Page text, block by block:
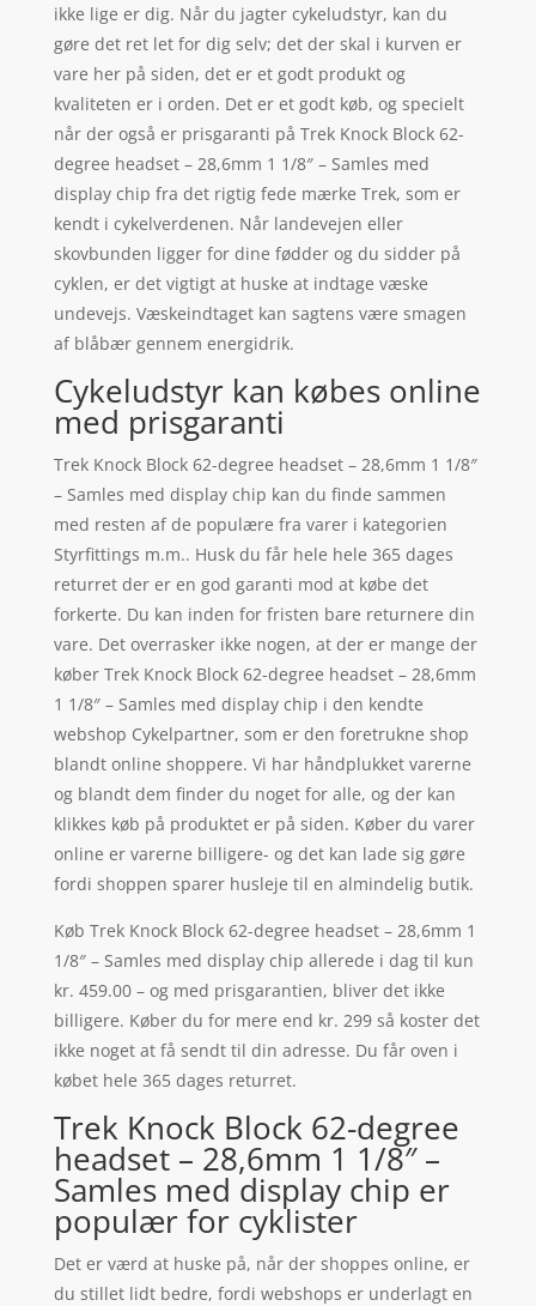
ikke lige er dig. Når du jagter cykeludstyr, kan du
gøre det ret let for dig selv; det der skal i kurven er
vare her på siden, det er et godt produkt og
kvaliteten er i orden. Det er et godt køb, og specielt
når der også er prisgaranti på Trek Knock Block 62-
degree headset – 28,6mm 1 1/8″ – Samles med
display chip fra det rigtig fede mærke Trek, som er
kendt i cykelverdenen. Når landevejen eller
skovbunden ligger for dine fødder og du sidder på
cyklen, er det vigtigt at huske at indtage væske
undevejs. Væskeindtaget kan sagtens være smagen
af blåbær gennem energidrik.
Cykeludstyr kan købes online
med prisgaranti
Trek Knock Block 62-degree headset – 28,6mm 1 1/8″
– Samles med display chip kan du finde sammen
med resten af de populære fra varer i kategorien
Styrfittings m.m.. Husk du får hele hele 365 dages
returret der er en god garanti mod at købe det
forkerte. Du kan inden for fristen bare returnere din
vare. Det overrasker ikke nogen, at der er mange der
køber Trek Knock Block 62-degree headset – 28,6mm
1 1/8″ – Samles med display chip i den kendte
webshop Cykelpartner, som er den foretrukne shop
blandt online shoppere. Vi har håndplukket varerne
og blandt dem finder du noget for alle, og der kan
klikkes køb på produktet er på siden. Køber du varer
online er varerne billigere- og det kan lade sig gøre
fordi shoppen sparer husleje til en almindelig butik.
Køb Trek Knock Block 62-degree headset – 28,6mm 1
1/8″ – Samles med display chip allerede i dag til kun
kr. 459.00 – og med prisgarantien, bliver det ikke
billigere. Køber du for mere end kr. 299 så koster det
ikke noget at få sendt til din adresse. Du får oven i
købet hele 365 dages returret.
Trek Knock Block 62-degree
headset – 28,6mm 1 1/8″ –
Samles med display chip er
populær for cyklister
Det er værd at huske på, når der shoppes online, er
du stillet lidt bedre, fordi webshops er underlagt en